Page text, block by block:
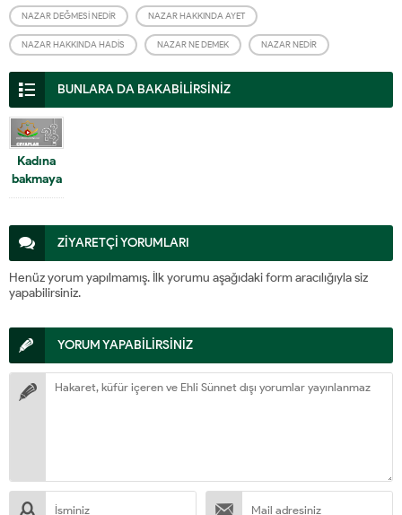
NAZAR DEĞMESI NEDIR NAZAR HAKKINDA AYET
NAZAR HAKKINDA HADIS NAZAR NE DEMEK NAZAR NEDIR
BUNLARA DA BAKABİLİRSİNİZ
Kadına
bakmaya
dair
ZİYARETÇİ YORUMLARI
Henüz yorum yapılmamış. İlk yorumu aşağıdaki form aracılığıyla siz
yapabilirsiniz.
YORUM YAPABİLİRSİNİZ